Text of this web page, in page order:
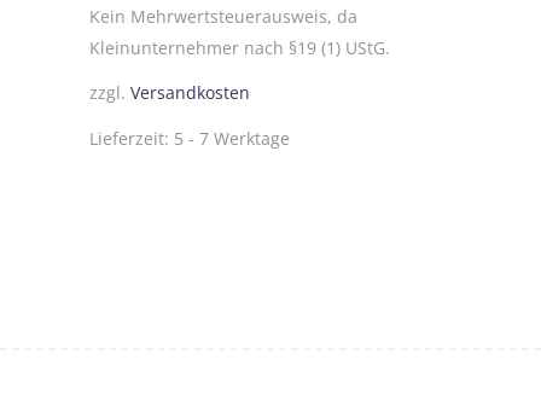
Kein Mehrwertsteuerausweis, da
Kleinunternehmer nach §19 (1) UStG.
zzgl. Versandkosten
Lieferzeit: 5 - 7 Werktage